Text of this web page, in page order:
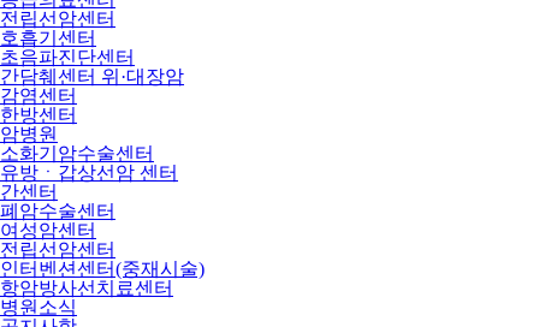
전립선암센터
호흡기센터
초음파진단센터
간담췌센터 위·대장암
감염센터
한방센터
암병원
소화기암수술센터
유방ㆍ갑상선암 센터
간센터
폐암수술센터
여성암센터
전립선암센터
인터벤션센터(중재시술)
항암방사선치료센터
병원소식